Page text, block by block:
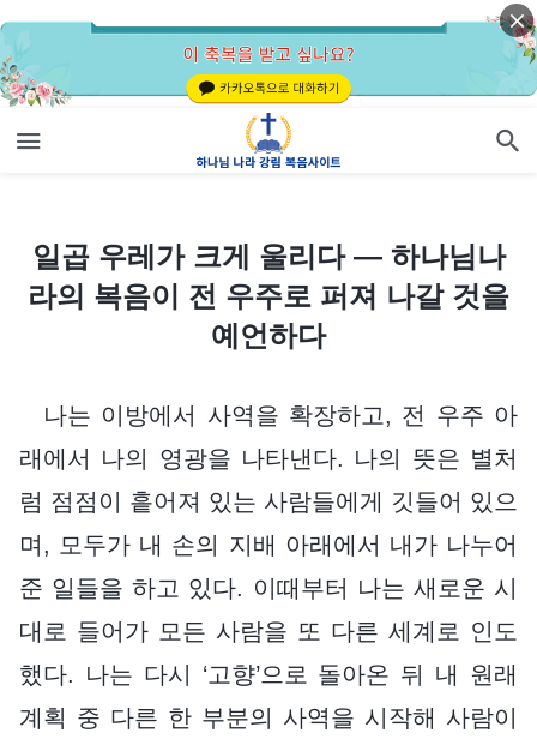
일곱 우레가 크게 울리다 ― 하나님나
라의 복음이 전 우주로 퍼져 나갈 것을
예언하다
나는 이방에서 사역을 확장하고, 전 우주 아
래에서 나의 영광을 나타낸다. 나의 뜻은 별처
럼 점점이 흩어져 있는 사람들에게 깃들어 있으
며, 모두가 내 손의 지배 아래에서 내가 나누어
준 일들을 하고 있다. 이때부터 나는 새로운 시
대로 들어가 모든 사람을 또 다른 세계로 인도
했다. 나는 다시 ‘고향’으로 돌아온 뒤 내 원래
계획 중 다른 한 부분의 사역을 시작해 사람이